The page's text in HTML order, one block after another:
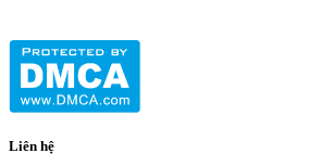
Liên hệ